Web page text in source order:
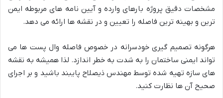
مشخصات دقیق پروژه بارهای وارده و آیین نامه های مربوطه ایمن
ترین و بهینه ترین فاصله را تعیین و در نقشه ها ارائه می دهد.
هرگونه تصمیم گیری خودسرانه در خصوص فاصله وال پست ها می
تواند ایمنی ساختمان را به شدت به خطر اندازد. لذا همیشه به نقشه
های سازه تهیه شده توسط مهندس ذیصلاح پایبند باشید و بر اجرای
صحیح آن ها نظارت کنید.